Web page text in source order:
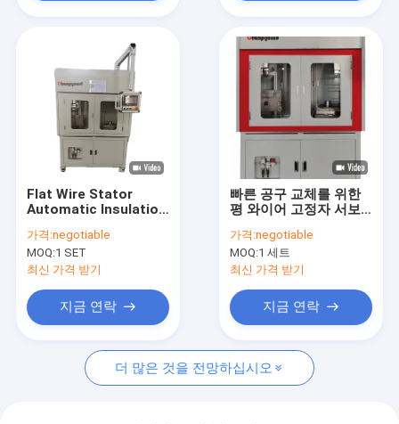
제품 소개
동영상
회사 소개
연락처
뉴스
Flat Wire Stator
Automatic Insulation
Tension and Paper
Handling
가격:negotiable
MOQ:1 SET
최신 가격 받기
지금 연락
빠른 공구 교체를 위한
평 와이어 고정자 서보
가격:negotiable
MOQ:1 세트
최신 가격 받기
지금 연락
더 많은 것을 전망하십시오